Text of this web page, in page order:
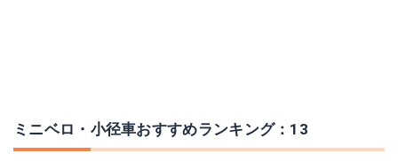
ミニベロ・小径車おすすめランキング：13